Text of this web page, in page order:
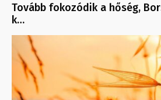
Tovább fokozódik a hőség,
k…